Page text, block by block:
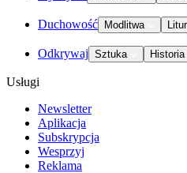
Duchowość Modlitwa
Odkrywaj Sztuka Historia
Usługi
Newsletter
Aplikacja
Subskrypcja
Wesprzyj
Reklama